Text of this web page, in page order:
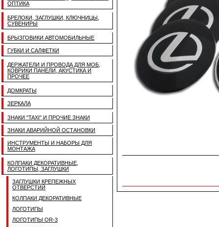
ОПТИКА
БРЕЛОКИ, ЗАГЛУШКИ, КЛЮЧНИЦЫ,
СУВЕНИРЫ
БРЫЗГОВИКИ АВТОМОБИЛЬНЫЕ
ГУБКИ И САЛФЕТКИ
ДЕРЖАТЕЛИ И ПРОВОДА ДЛЯ МОБ,
КОВРИКИ ПАНЕЛИ, АКУСТИКА И
ПРОЧЕЕ
ДОМКРАТЫ
ЗЕРКАЛА
ЗНАКИ "TAXI" И ПРОЧИЕ ЗНАКИ
ЗНАКИ АВАРИЙНОЙ ОСТАНОВКИ
ИНСТРУМЕНТЫ И НАБОРЫ ДЛЯ
МОНТАЖА
КОЛПАКИ ДЕКОРАТИВНЫЕ,
ЛОГОТИПЫ, ЗАГЛУШКИ
ЗАГЛУШКИ КРЕПЕЖНЫХ
ОТВЕРСТИЙ
КОЛПАКИ ДЕКОРАТИВНЫЕ
ЛОГОТИПЫ
ЛОГОТИПЫ OR-3